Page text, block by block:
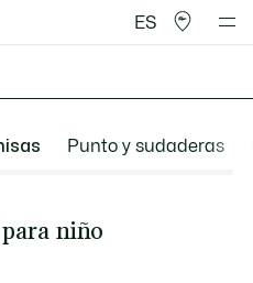
ES
Punto y sudaderas
niño